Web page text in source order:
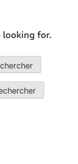
looking for.